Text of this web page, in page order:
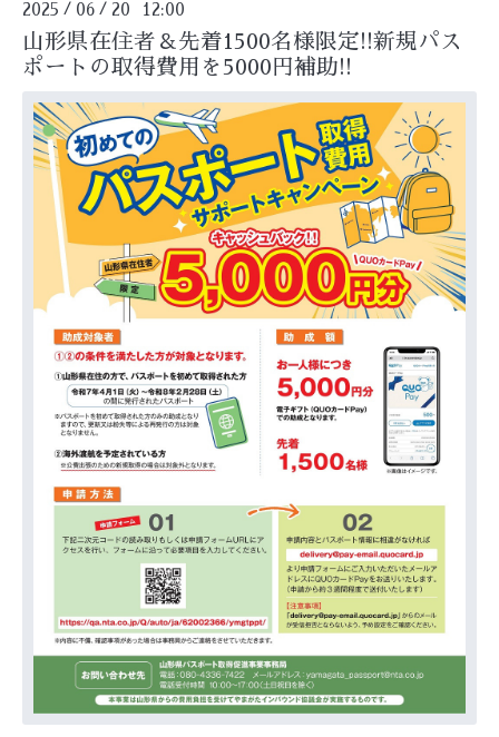
2025 / 06 / 20 12:00
山形県在住者＆先着1500名様限定!!新規パス
ポートの取得費用を5000円補助!!